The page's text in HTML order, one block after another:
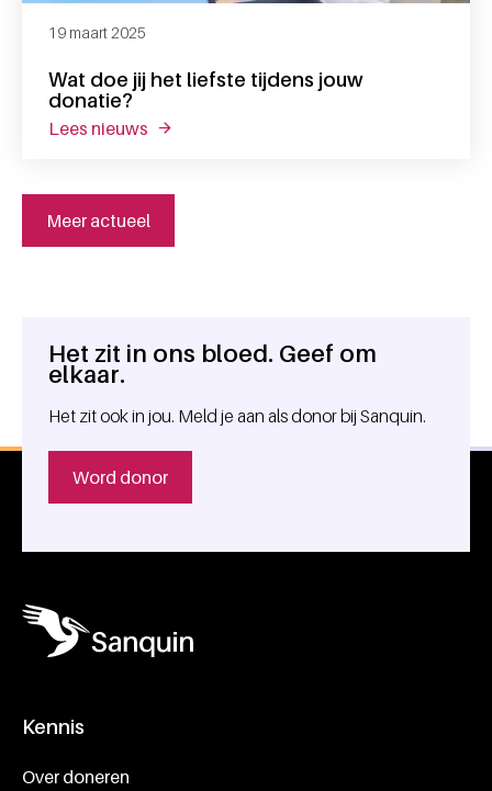
Wat doe jij het liefste tijdens jouw
donatie?
19 maart 2025
lees nieuws over wat doe jij het liefste tijdens jouw
Meer actueel
Algemene informatie
Het zit in ons bloed. Geef om
elkaar.
Het zit ook in jou. Meld je aan als donor bij Sanquin.
Word donor
Kennis
Over doneren